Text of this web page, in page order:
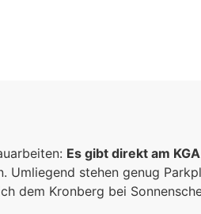
Es gibt direkt am
Umliegend stehen genug
dem Kronberg bei